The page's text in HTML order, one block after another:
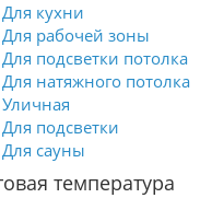
Для кухни
Для рабочей зоны
Для подсветки потолка
Для натяжного потолка
Уличная
Для подсветки
Для сауны
температура